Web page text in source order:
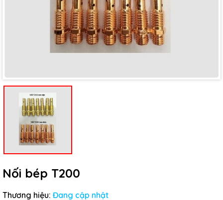
Nối bép T200
Thương hiệu: Đang cập nhật